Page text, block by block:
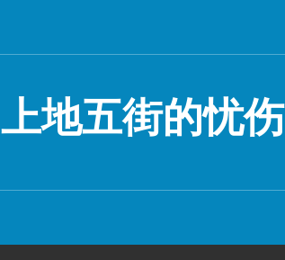
上地五街的忧伤